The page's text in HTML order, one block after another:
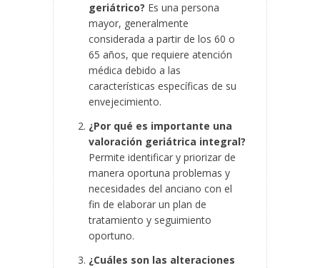
geriátrico? Es una persona
mayor, generalmente
considerada a partir de los 60 o
65 años, que requiere atención
médica debido a las
características específicas de su
envejecimiento.
¿Por qué es importante una
valoración geriátrica integral?
Permite identificar y priorizar de
manera oportuna problemas y
necesidades del anciano con el
fin de elaborar un plan de
tratamiento y seguimiento
oportuno.
¿Cuáles son las alteraciones